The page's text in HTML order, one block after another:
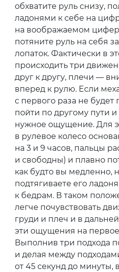
обхватите руль снизу,
ладонями к себе на
на воображаемом
потяните руль на себя
лопаток. Фактически в
происходить три
друг к другу, плечи —
вперед к рулю. Если
с первого раза не
пойти по другому пути
нужное ощущение. Для
в рулевое колесо
на 3 и 9 часов, пальцы
и свободны) и плавно
как будто вы медленно,
подтягиваете его
к бедрам. В таком
легче почувствовать
груди и плеч и в
эти ощущения на
Выполнив три подхода
и делая между
от 45 секунд до минуты,